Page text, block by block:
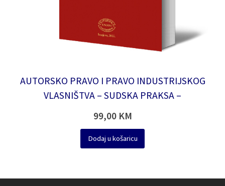
AUTORSKO PRAVO I PRAVO INDUSTRIJSKOG
VLASNIŠTVA – SUDSKA PRAKSA –
99,00 KM
Dodaj u košaricu